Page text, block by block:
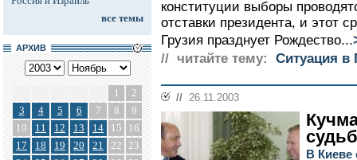
все темы
АРХИВ
1
2
3
4 5 6 7 8
9
10
11 12 13 14 15
16
17
18 19 20 21 22 23
конституции выборы
отставки президента, и этот
Грузия празднует Рождество...
// читайте тему: Ситуация в
// 26.11.2003
В Киеве